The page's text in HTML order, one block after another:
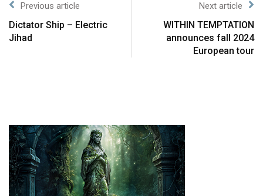
Previous article
Dictator Ship – Electric
Jihad
Next article
WITHIN TEMPTATION
announces fall 2024
European tour